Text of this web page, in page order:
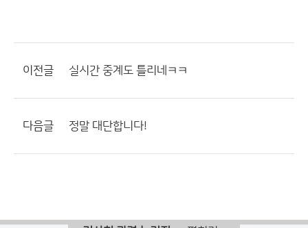
이전글 실시간 중계도 틀리네ㅋㅋ
다음글 정말 대단합니다!